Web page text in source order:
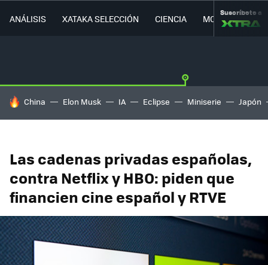
ANÁLISIS XATAKA SELECCIÓN CIENCIA MOVILIDAD
Suscríbete a
HOY SE HABLA DE
China Elon Musk IA Eclipse Miniserie Japón
Las cadenas privadas españolas,
contra Netflix y HBO: piden que
financien cine español y RTVE